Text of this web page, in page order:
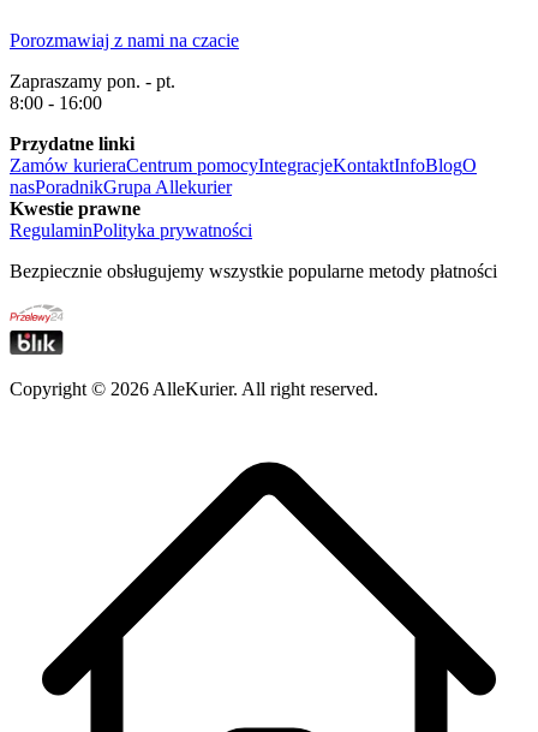
Porozmawiaj z nami na czacie
Zapraszamy pon. - pt.
8:00 - 16:00
Przydatne linki
Zamów kurieraCentrum pomocyIntegracjeKontaktInfoBlogO
nasPoradnikGrupa Allekurier
Kwestie prawne
RegulaminPolityka prywatności
Bezpiecznie obsługujemy wszystkie popularne metody płatności
Copyright © 2026 AlleKurier. All right reserved.